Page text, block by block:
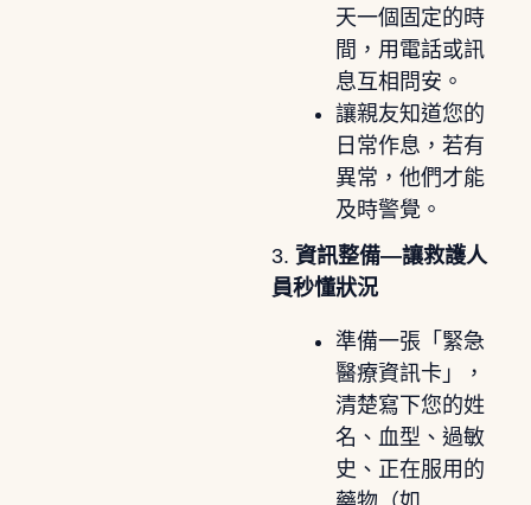
天一個固定的時
間，用電話或訊
息互相問安。
讓親友知道您的
日常作息，若有
異常，他們才能
及時警覺。
3. 資訊整備—讓救護人
員秒懂狀況
準備一張「緊急
醫療資訊卡」，
清楚寫下您的姓
名、血型、過敏
史、正在服用的